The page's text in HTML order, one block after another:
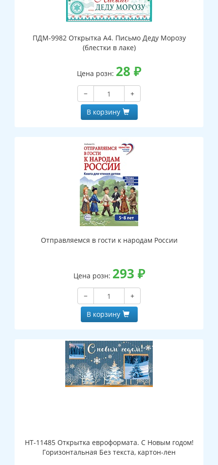
ПДМ-9982 Открытка А4. Письмо Деду Морозу
(блестки в лаке)
Цена розн: 28 ₽
−
+
В корзину
Отправляемся в гости к народам России
Цена розн: 293 ₽
−
+
В корзину
НТ-11485 Открытка евроформата. С Новым годом!
Горизонтальная Без текста, картон-лен